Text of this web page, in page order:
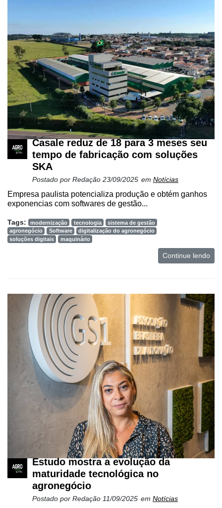
Casale reduz de 18 para 3 meses seu
tempo de fabricação com soluções
SKA
Postado por Redação 23/09/2025 em Notícias
Empresa paulista potencializa produção e obtém ganhos
exponencias com softwares de gestão...
Tags: modernização tecnologia
sistema de gestão
agronegócio
Software
digitalização do agronegócio
soluções digitais
maquinário
Continue lendo
Estudo mostra a evolução da
maturidade tecnológica no
agronegócio
Postado por Redação 11/09/2025 em Notícias